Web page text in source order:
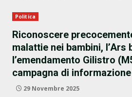
Politica
Riconoscere
malattie nei bambini, l’Ars
l’emendamento Gilistro
campagna di informazione
29 Novembre 2025